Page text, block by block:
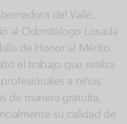
del Valle,
al Odontólogo Losada
de Honor al Mérito
el trabajo que realiza
a niños
de manera gratuita,
su calidad de